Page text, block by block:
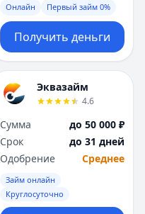
Онлайн Первый займ 0%
Получить деньги
Эквазайм
4.6
Сумма
до 50 000 ₽
Срок
до 31 дней
Одобрение
Среднее
Займ онлайн
Круглосуточно